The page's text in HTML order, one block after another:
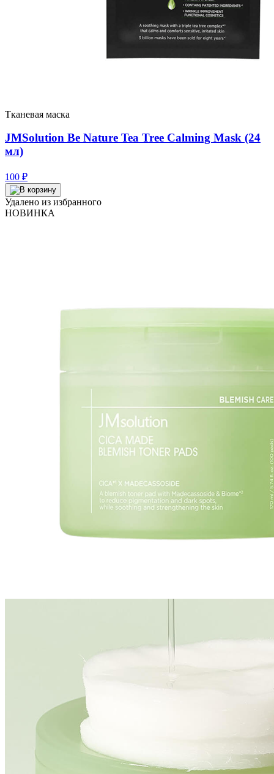
Тканевая маска
JMSolution Be Nature Tea Tree Calming Mask (24
мл)
100 ₽
Удалено из избранного
НОВИНКА